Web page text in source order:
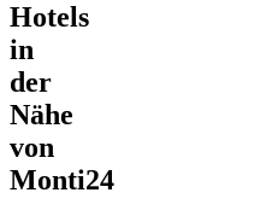
Hotels
in
der
Nähe
von
Monti24